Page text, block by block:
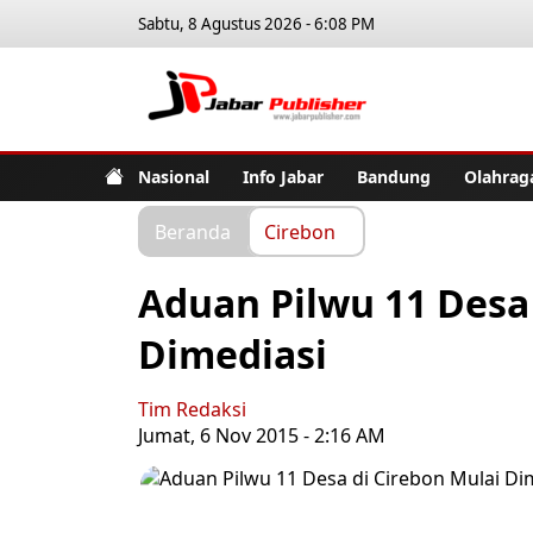
Sabtu, 8 Agustus 2026 - 6:08 PM
Nasional Info Jabar Bandung
Beranda Cirebon
Aduan Pilwu 11
Dimediasi
Tim Redaksi
Jumat, 6 Nov 2015 - 2:16 AM